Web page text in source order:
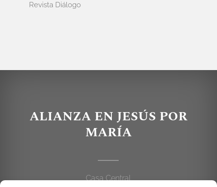
Revista Diálogo
ALIANZA EN JESÚS POR
MARÍA
Casa Central